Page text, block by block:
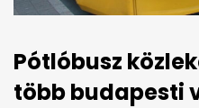
Pótlóbusz
több budapesti